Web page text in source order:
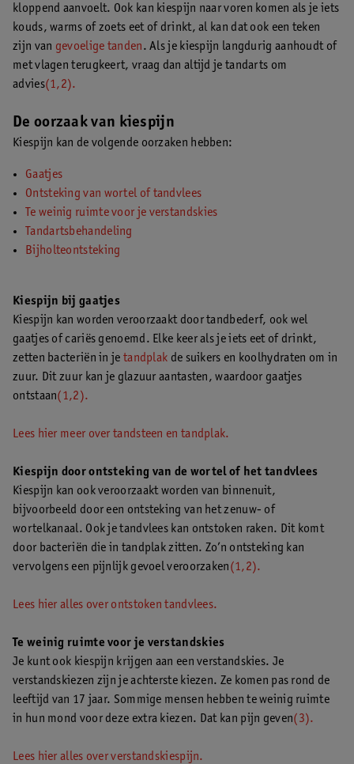
kloppend aanvoelt. Ook kan kiespijn naar voren komen als je iets
kouds, warms of zoets eet of drinkt, al kan dat ook een teken
zijn van gevoelige tanden. Als je kiespijn langdurig aanhoudt of
met vlagen terugkeert, vraag dan altijd je tandarts om
advies(1,2).
De oorzaak van kiespijn
Kiespijn kan de volgende oorzaken hebben:
Gaatjes
Ontsteking van wortel of tandvlees
Te weinig ruimte voor je verstandskies
Tandartsbehandeling
Bijholteontsteking
Kiespijn bij gaatjes
Kiespijn kan worden veroorzaakt door tandbederf, ook wel
gaatjes of cariës genoemd. Elke keer als je iets eet of drinkt,
zetten bacteriën in je tandplak de suikers en koolhydraten om in
zuur. Dit zuur kan je glazuur aantasten, waardoor gaatjes
ontstaan(1,2).
Lees hier meer over tandsteen en tandplak.
Kiespijn door ontsteking van de wortel of het tandvlees
Kiespijn kan ook veroorzaakt worden van binnenuit,
bijvoorbeeld door een ontsteking van het zenuw- of
wortelkanaal. Ook je tandvlees kan ontstoken raken. Dit komt
door bacteriën die in tandplak zitten. Zo’n ontsteking kan
vervolgens een pijnlijk gevoel veroorzaken(1,2).
Lees hier alles over ontstoken tandvlees.
Te weinig ruimte voor je verstandskies
Je kunt ook kiespijn krijgen aan een verstandskies. Je
verstandskiezen zijn je achterste kiezen. Ze komen pas rond de
leeftijd van 17 jaar. Sommige mensen hebben te weinig ruimte
in hun mond voor deze extra kiezen. Dat kan pijn geven(3).
Lees hier alles over verstandskiespijn.